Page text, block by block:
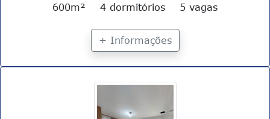
600m²
4 dormitórios 5 vagas
+ Informações